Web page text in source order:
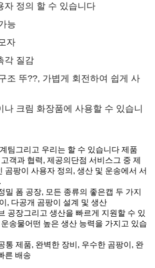
자 정의 할 수 있습니다
능
자
각 질감
조 뚜??, 가볍게 회전하여 쉽게 사
나 크림 화장품에 사용할 수 있습니
팀 그리고 우리는 할 수 있습니다 제품
객과 협력, 제공의 단점 서비스그 중 제
곰팡이 사용자 정의, 생산 및 운송에서 서
밀 폼 공장, 모든 종류의 좋은캡 두 가지
, 다공개 곰팡이 설계 및 생산
공장그리고 생산을 빠르게 지원할 수 있
운송물어떤 높은 생산 능력을 가지고 있습
통 제품, 완벽한 장비, 우수한 곰팡이, 완
른 배송